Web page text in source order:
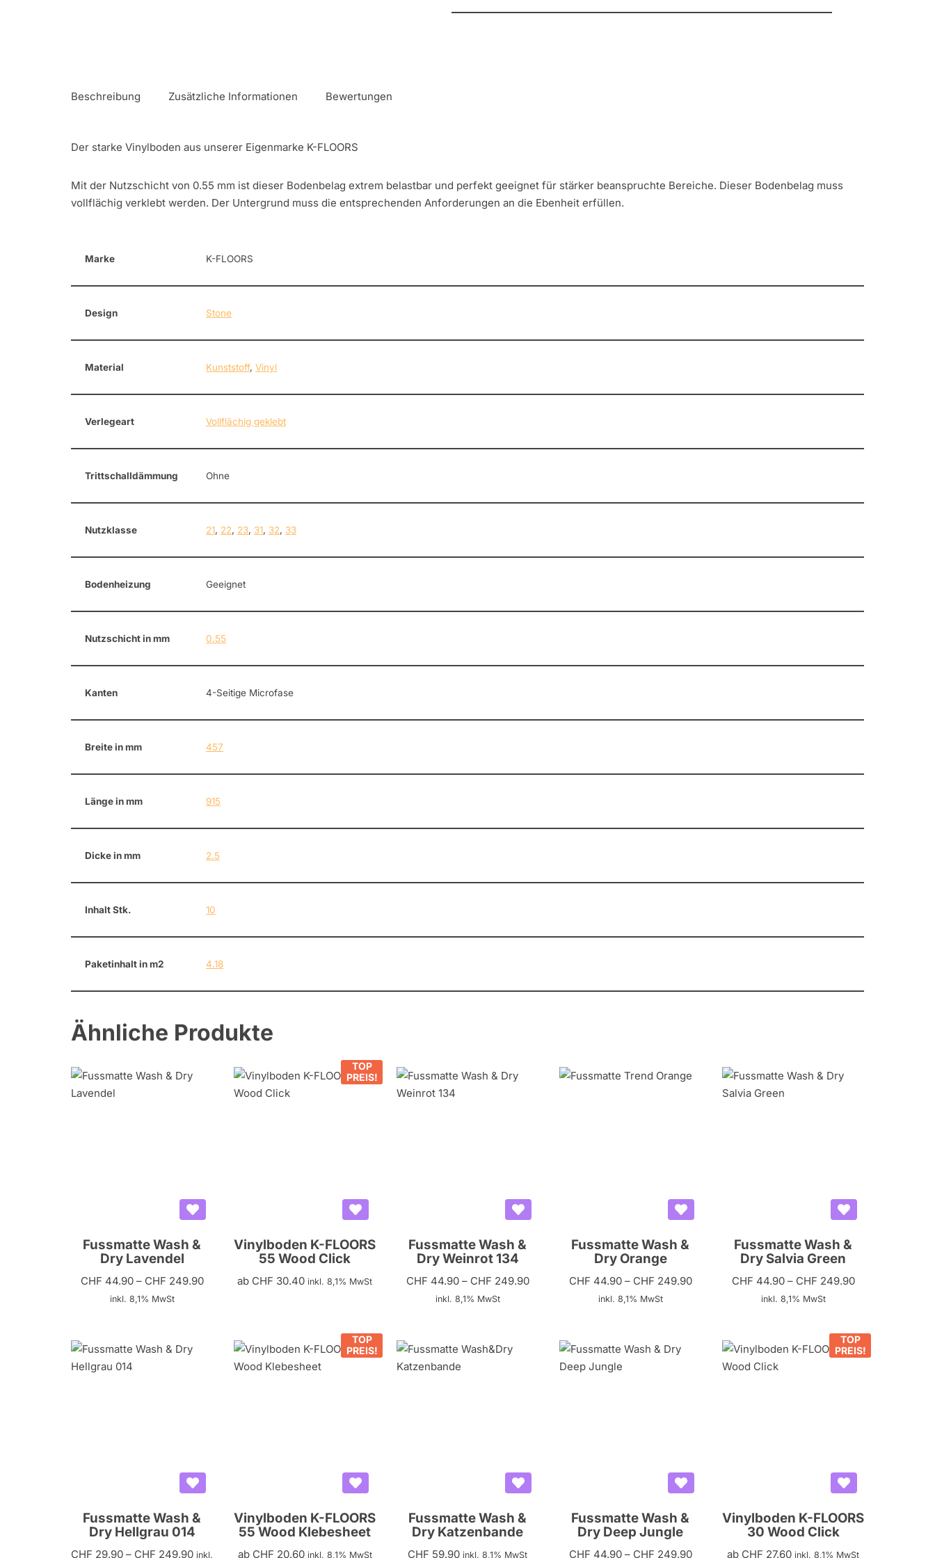
Beschreibung Zusätzliche Informationen Bewertungen
Der starke Vinylboden aus unserer Eigenmarke K-FLOORS
Mit der Nutzschicht von 0.55 mm ist dieser Bodenbelag extrem belastbar und perfekt geeignet für stärker beanspruchte Bereiche. Dieser Bodenbelag muss
vollflächig verklebt werden. Der Untergrund muss die entsprechenden Anforderungen an die Ebenheit erfüllen.
Marke K-FLOORS
Design Stone
Material Kunststoff, Vinyl
Verlegeart Vollflächig geklebt
Trittschalldämmung Ohne
Nutzklasse 21, 22, 23, 31, 32, 33
Bodenheizung Geeignet
Nutzschicht in mm 0.55
Kanten 4-Seitige Microfase
Breite in mm 457
Länge in mm 915
Dicke in mm 2.5
Inhalt Stk. 10
Paketinhalt in m2 4.18
Ähnliche Produkte
Fussmatte Wash &
Dry Lavendel
CHF 44.90 – CHF 249.90
inkl. 8,1% MwSt
TOP
PREIS!
Vinylboden K-FLOORS
55 Wood Click
ab CHF 30.40 inkl. 8,1% MwSt
Fussmatte Wash &
Dry Weinrot 134
CHF 44.90 – CHF 249.90
inkl. 8,1% MwSt
Fussmatte Wash &
Dry Orange
CHF 44.90 – CHF 249.90
inkl. 8,1% MwSt
Fussmatte Wash &
Dry Salvia Green
CHF 44.90 – CHF 249.90
inkl. 8,1% MwSt
Fussmatte Wash &
Dry Hellgrau 014
CHF 29.90 – CHF 249.90 inkl.
TOP
PREIS!
Vinylboden K-FLOORS
55 Wood Klebesheet
ab CHF 20.60 inkl. 8,1% MwSt
Fussmatte Wash &
Dry Katzenbande
CHF 59.90 inkl. 8,1% MwSt
Fussmatte Wash &
Dry Deep Jungle
CHF 44.90 – CHF 249.90
TOP
PREIS!
Vinylboden K-FLOORS
30 Wood Click
ab CHF 27.60 inkl. 8,1% MwSt